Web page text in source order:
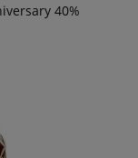
40%